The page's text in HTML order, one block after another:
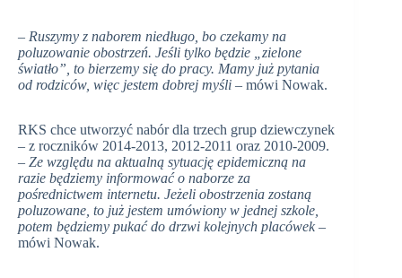
– Ruszymy z naborem niedługo, bo czekamy na
poluzowanie obostrzeń. Jeśli tylko będzie „zielone
światło”, to bierzemy się do pracy. Mamy już pytania
od rodziców, więc jestem dobrej myśli – mówi Nowak.
RKS chce utworzyć nabór dla trzech grup dziewczynek
– z roczników 2014-2013, 2012-2011 oraz 2010-2009.
– Ze względu na aktualną sytuację epidemiczną na
razie będziemy informować o naborze za
pośrednictwem internetu. Jeżeli obostrzenia zostaną
poluzowane, to już jestem umówiony w jednej szkole,
potem będziemy pukać do drzwi kolejnych placówek –
mówi Nowak.